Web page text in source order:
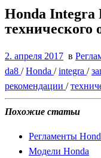
Honda Integra
технического
2. апреля 2017 в
da8 /Honda /integra /
рекомендации /
Похожие статьи
Регламенты
Модели Honda